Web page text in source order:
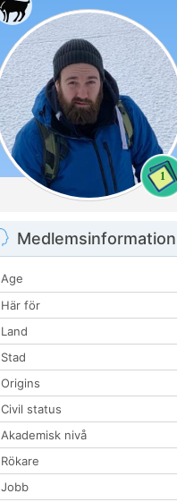
1
Medlemsinformation
Age
Här för
Land
Stad
Origins
Civil status
Akademisk nivå
Rökare
Jobb